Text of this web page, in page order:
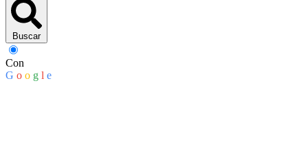
Buscar
Con
G o o g l e